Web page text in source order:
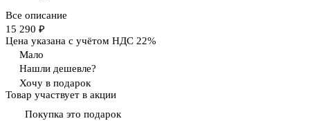
Все описание
15 290 ₽
Цена указана с учётом НДС 22%
Мало
Нашли дешевле?
Хочу в подарок
Товар участвует в акции
Покупка это подарок